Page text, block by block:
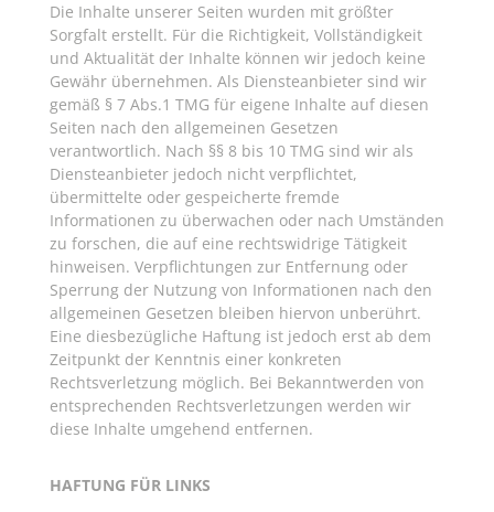
Die Inhalte unserer Seiten wurden mit größter
Sorgfalt erstellt. Für die Richtigkeit, Vollständigkeit
und Aktualität der Inhalte können wir jedoch keine
Gewähr übernehmen. Als Diensteanbieter sind wir
gemäß § 7 Abs.1 TMG für eigene Inhalte auf diesen
Seiten nach den allgemeinen Gesetzen
verantwortlich. Nach §§ 8 bis 10 TMG sind wir als
Diensteanbieter jedoch nicht verpflichtet,
übermittelte oder gespeicherte fremde
Informationen zu überwachen oder nach Umständen
zu forschen, die auf eine rechtswidrige Tätigkeit
hinweisen. Verpflichtungen zur Entfernung oder
Sperrung der Nutzung von Informationen nach den
allgemeinen Gesetzen bleiben hiervon unberührt.
Eine diesbezügliche Haftung ist jedoch erst ab dem
Zeitpunkt der Kenntnis einer konkreten
Rechtsverletzung möglich. Bei Bekanntwerden von
entsprechenden Rechtsverletzungen werden wir
diese Inhalte umgehend entfernen.
HAFTUNG FÜR LINKS